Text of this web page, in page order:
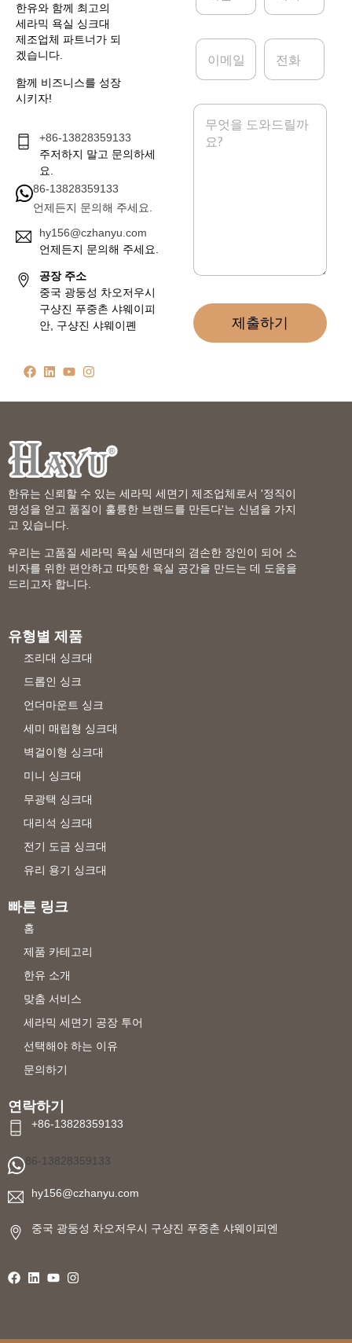
한유와 함께 최고의
세라믹 욕실 싱크대
제조업체 파트너가 되
겠습니다.
함께 비즈니스를 성장
시키자!
+86-13828359133
주저하지 말고 문의하세
요.
86-13828359133
언제든지 문의해 주세요.
hy156@czhanyu.com
언제든지 문의해 주세요.
공장 주소
중국 광둥성 차오저우시
구샹진 푸중촌 샤웨이피
안, 구샹진 샤웨이폔
*
이
일
전
메
제출하기
한유는 신뢰할 수 있는 세라믹 세면기 제조업체로서 '정직이
명성을 얻고 품질이 훌륭한 브랜드를 만든다'는 신념을 가지
고 있습니다.
우리는 고품질 세라믹 욕실 세면대의 겸손한 장인이 되어 소
비자를 위한 편안하고 따뜻한 욕실 공간을 만드는 데 도움을
드리고자 합니다.
유형별 제품
조리대 싱크대
드롭인 싱크
언더마운트 싱크
세미 매립형 싱크대
벽걸이형 싱크대
미니 싱크대
무광택 싱크대
대리석 싱크대
전기 도금 싱크대
유리 용기 싱크대
빠른 링크
홈
제품 카테고리
한유 소개
맞춤 서비스
세라믹 세면기 공장 투어
선택해야 하는 이유
문의하기
연락하기
+86-13828359133
86-13828359133
hy156@czhanyu.com
중국 광둥성 차오저우시 구샹진 푸중촌 샤웨이피엔